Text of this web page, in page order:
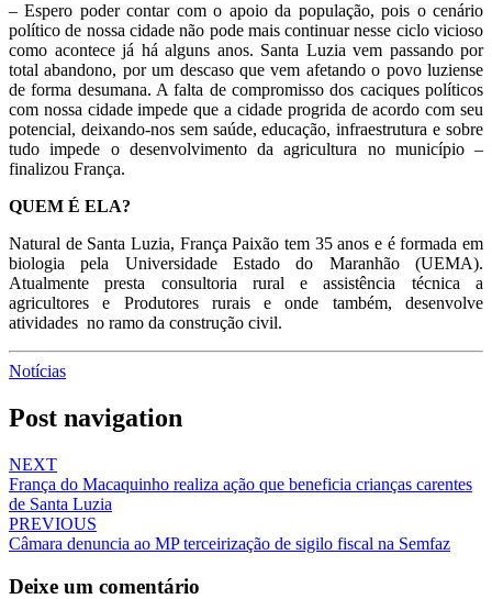
– Espero poder contar com o apoio da população, pois o cenário
político de nossa cidade não pode mais continuar nesse ciclo vicioso
como acontece já há alguns anos. Santa Luzia vem passando por
total abandono, por um descaso que vem afetando o povo luziense
de forma desumana. A falta de compromisso dos caciques políticos
com nossa cidade impede que a cidade progrida de acordo com seu
potencial, deixando-nos sem saúde, educação, infraestrutura e sobre
tudo impede o desenvolvimento da agricultura no município –
finalizou França.
QUEM É ELA?
Natural de Santa Luzia, França Paixão tem 35 anos e é formada em
biologia pela Universidade Estado do Maranhão (UEMA).
Atualmente presta consultoria rural e assistência técnica a
agricultores e Produtores rurais e onde também, desenvolve
atividades no ramo da construção civil.
Notícias
Post navigation
NEXT
França do Macaquinho realiza ação que beneficia crianças carentes
PREVIOUS
Câmara denuncia ao MP terceirização de sigilo fiscal na Semfaz
Deixe um comentário